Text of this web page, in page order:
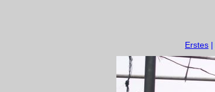
Erstes |